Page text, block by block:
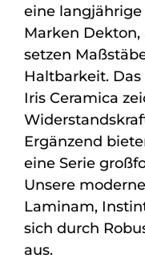
eine
Marken Dekton,
setzen
Haltbarkeit.
Iris Ceramica
Ergänzend
eine Serie
Unsere
Laminam,
sich durch
aus.